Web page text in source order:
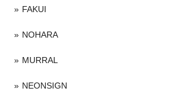
FAKUI
NOHARA
MURRAL
NEONSIGN